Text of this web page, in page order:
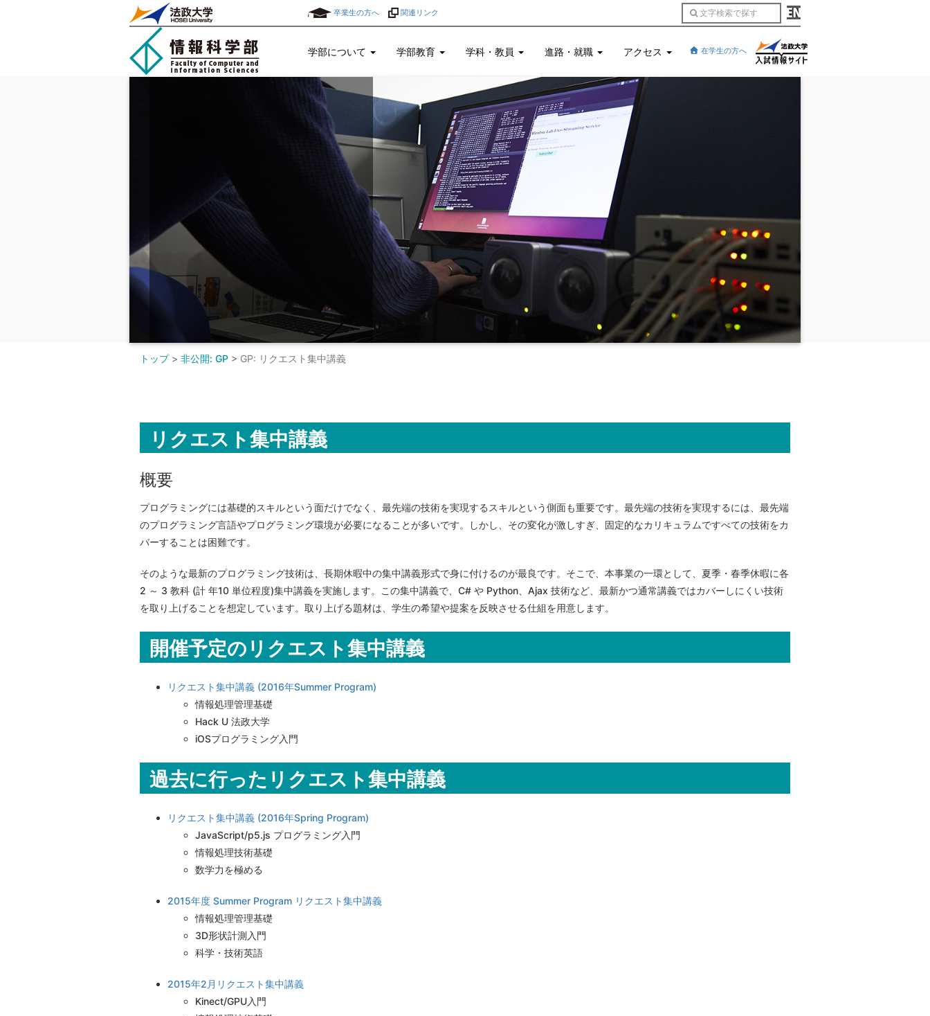
卒業生の方へ 関連リンク
学部について 学部教育 学科・教員 進路・就職 アクセス 在学生の方へ
トップ> 非公開: GP > GP: リクエスト集中講義
リクエスト集中講義
概要
プログラミングには基礎的スキルという面だけでなく、最先端の技術を実現するスキルという側面も重要です。最先端の技術を実現するには、最先端
のプログラミング言語やプログラミング環境が必要になることが多いです。しかし、その変化が激しすぎ、固定的なカリキュラムですべての技術をカ
バーすることは困難です。
そのような最新のプログラミング技術は、長期休暇中の集中講義形式で身に付けるのが最良です。そこで、本事業の一環として、夏季・春季休暇に各
2 ～ 3 教科 (計 年10 単位程度)集中講義を実施します。この集中講義で、C# や Python、Ajax 技術など、最新かつ通常講義ではカバーしにくい技術
を取り上げることを想定しています。取り上げる題材は、学生の希望や提案を反映させる仕組を用意します。
開催予定のリクエスト集中講義
リクエスト集中講義 (2016年Summer Program)
情報処理管理基礎
Hack U 法政大学
iOSプログラミング入門
過去に行ったリクエスト集中講義
リクエスト集中講義 (2016年Spring Program)
JavaScript/p5.js プログラミング入門
情報処理技術基礎
数学力を極める
2015年度 Summer Program リクエスト集中講義
情報処理管理基礎
3D形状計測入門
科学・技術英語
2015年2月リクエスト集中講義
Kinect/GPU入門